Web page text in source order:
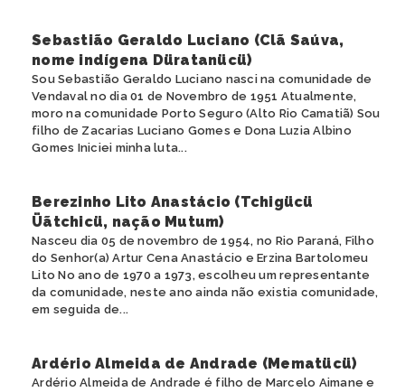
Sebastião Geraldo Luciano (Clã Saúva,
nome indígena Düratanücü)
Sou Sebastião Geraldo Luciano nasci na comunidade de
Vendaval no dia 01 de Novembro de 1951 Atualmente,
moro na comunidade Porto Seguro (Alto Rio Camatiã) Sou
filho de Zacarias Luciano Gomes e Dona Luzia Albino
Gomes Iniciei minha luta...
Berezinho Lito Anastácio (Tchigücü
Üãtchicü, nação Mutum)
Nasceu dia 05 de novembro de 1954, no Rio Paraná, Filho
do Senhor(a) Artur Cena Anastácio e Erzina Bartolomeu
Lito No ano de 1970 a 1973, escolheu um representante
da comunidade, neste ano ainda não existia comunidade,
em seguida de...
Ardério Almeida de Andrade (Mematücü)
Ardério Almeida de Andrade é filho de Marcelo Aimane e